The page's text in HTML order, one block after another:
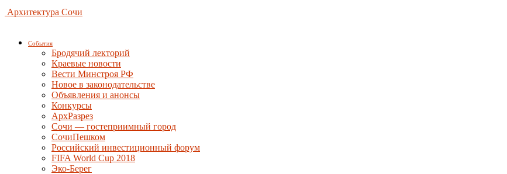
Архитектура Сочи
События
Бродячий лекторий
Краевые новости
Вести Минстроя РФ
Новое в законодательстве
Объявления и анонсы
Конкурсы
АрхРазрез
Сочи — гостеприимный город
СочиПешком
Российский инвестиционный форум
FIFA World Cup 2018
Эко-Берег